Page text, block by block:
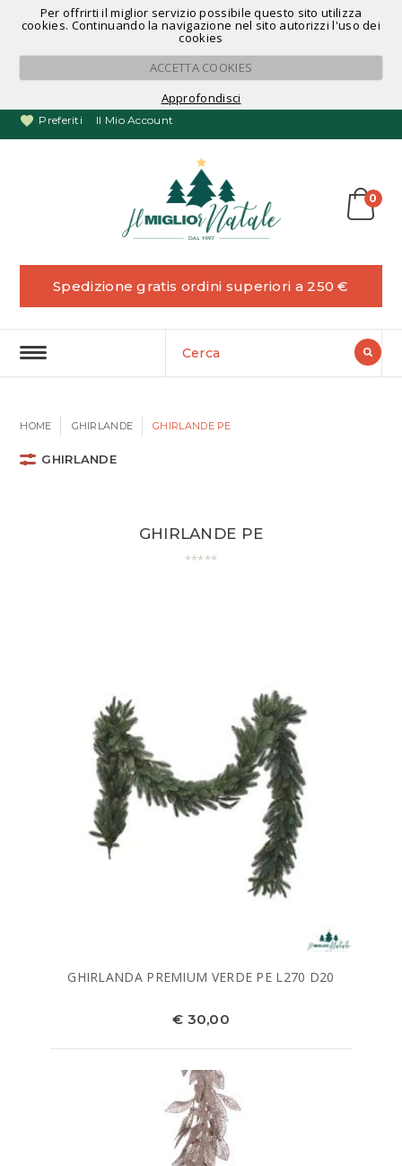
Per offrirti il miglior servizio possibile questo sito utilizza
cookies. Continuando la navigazione nel sito autorizzi l'uso dei
cookies
ACCETTA COOKIES
Approfondisci
Noleggio Alberi di Natale
Preferiti Il Mio Account
0
Spedizione gratis ordini superiori a 250 €
HOME GHIRLANDE GHIRLANDE PE
GHIRLANDE
GHIRLANDE PE
GHIRLANDA PREMIUM VERDE PE L270 D20
€ 30,00